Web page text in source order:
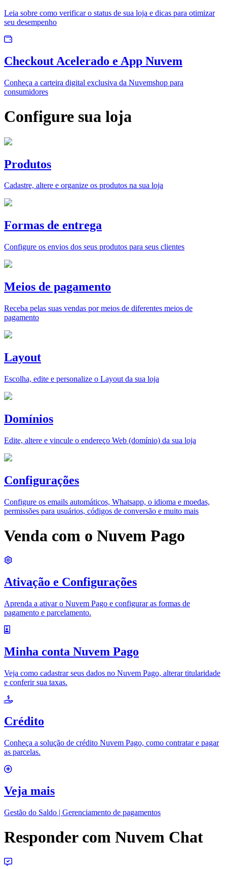
Leia sobre como verificar o status de sua loja e dicas para otimizar
seu desempenho
Checkout Acelerado e App Nuvem
Conheça a carteira digital exclusiva da Nuvemshop para
consumidores
Configure sua loja
Produtos
Cadastre, altere e organize os produtos na sua loja
Formas de entrega
Configure os envios dos seus produtos para seus clientes
Meios de pagamento
Receba pelas suas vendas por meios de diferentes meios de
pagamento
Layout
Escolha, edite e personalize o Layout da sua loja
Domínios
Edite, altere e vincule o endereço Web (domínio) da sua loja
Configurações
Configure os emails automáticos, Whatsapp, o idioma e moedas,
permissões para usuários, códigos de conversão e muito mais
Venda com o Nuvem Pago
Ativação e Configurações
Aprenda a ativar o Nuvem Pago e configurar as formas de
pagamento e parcelamento.
Minha conta Nuvem Pago
Veja como cadastrar seus dados no Nuvem Pago, alterar titularidade
e conferir sua taxas.
Crédito
Conheça a solução de crédito Nuvem Pago, como contratar e pagar
as parcelas.
Veja mais
Gestão do Saldo | Gerenciamento de pagamentos
Responder com Nuvem Chat